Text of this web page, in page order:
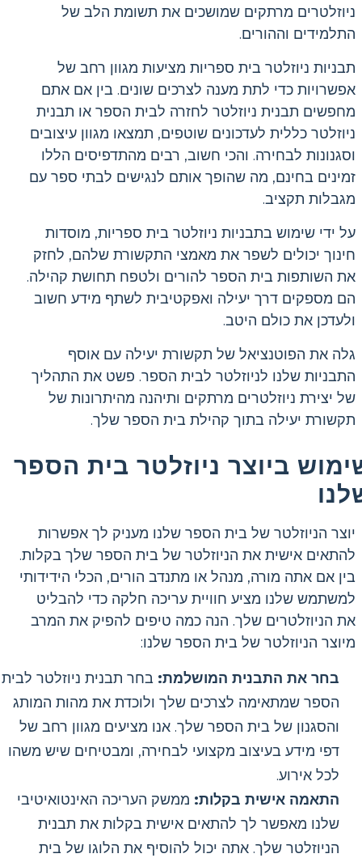
ניוזלטרים מרתקים שמושכים את תשומת הלב של
התלמידים וההורים.
תבניות ניוזלטר בית ספריות מציעות מגוון רחב של
אפשרויות כדי לתת מענה לצרכים שונים. בין אם אתם
מחפשים תבנית ניוזלטר לחזרה לבית הספר או תבנית
ניוזלטר כללית לעדכונים שוטפים, תמצאו מגוון עיצובים
וסגנונות לבחירה. והכי חשוב, רבים מהתדפיסים הללו
זמינים בחינם, מה שהופך אותם לנגישים לבתי ספר עם
מגבלות תקציב.
על ידי שימוש בתבניות ניוזלטר בית ספריות, מוסדות
חינוך יכולים לשפר את מאמצי התקשורת שלהם, לחזק
את השותפות בית הספר להורים ולטפח תחושת קהילה.
הם מספקים דרך יעילה ואפקטיבית לשתף מידע חשוב
ולעדכן את כולם היטב.
גלה את הפוטנציאל של תקשורת יעילה עם אוסף
התבניות שלנו לניוזלטר לבית הספר. פשט את התהליך
של יצירת ניוזלטרים מרתקים ותיהנה מהיתרונות של
תקשורת יעילה בתוך קהילת בית הספר שלך.
ביוצר ניוזלטר בית הספר
יוצר הניוזלטר של בית הספר שלנו מעניק לך אפשרות
להתאים אישית את הניוזלטר של בית הספר שלך בקלות.
בין אם אתה מורה, מנהל או מתנדב הורים, הכלי הידידותי
למשתמש שלנו מציע חוויית עריכה חלקה כדי להבליט
את הניוזלטרים שלך. הנה כמה טיפים להפיק את המרב
מיוצר הניוזלטר של בית הספר שלנו:
בחר את התבנית המושלמת: בחר תבנית ניוזלטר לבית
הספר שמתאימה לצרכים שלך ולוכדת את מהות המותג
והסגנון של בית הספר שלך. אנו מציעים מגוון רחב של
דפי מידע בעיצוב מקצועי לבחירה, ומבטיחים שיש משהו
לכל אירוע.
התאמה אישית בקלות: ממשק העריכה האינטואיטיבי
שלנו מאפשר לך להתאים אישית בקלות את תבנית
הניוזלטר שלך. אתה יכול להוסיף את הלוגו של בית